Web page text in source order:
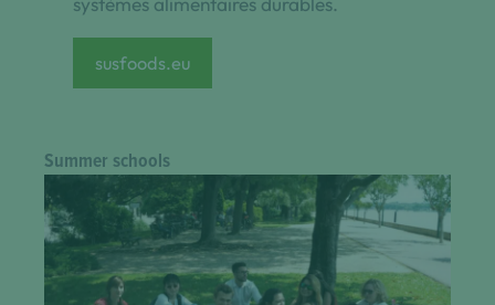
susfoods.eu
Summer schools